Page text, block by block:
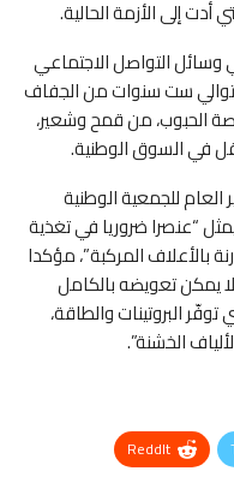
أدت إلى الأزمة الحالية.
وسائل التواصل الاجتماعي
ست سنوات من الجفاف
الحبوب، من قمح وشعير،
في السوق الوطنية.
للجمعية الوطنية
“عنصرا ضروريا في تغذية
بالأعلاف المركبة”، مؤكدا
يمكن تعويضه بالكامل
توفّر البروتينات والطاقة،
الخشنة”.
ReddIt